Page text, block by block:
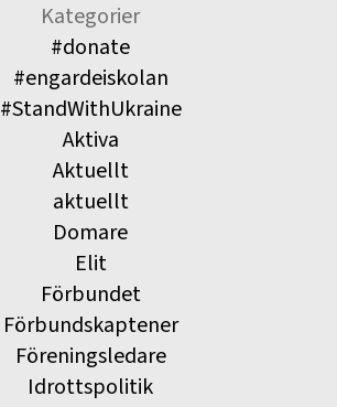
Kategorier
#donate
#engardeiskolan
#StandWithUkraine
Aktiva
Aktuellt
aktuellt
Domare
Elit
Förbundet
Förbundskaptener
Föreningsledare
Idrottspolitik